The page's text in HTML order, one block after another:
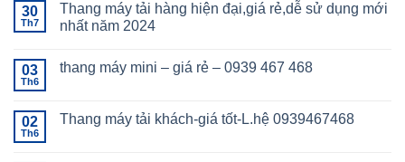
30
Th7
Thang máy tải hàng hiện đại,giá rẻ,dễ sử dụng mới
nhất năm 2024
03
Th6
thang máy mini – giá rẻ – 0939 467 468
02
Th6
Thang máy tải khách-giá tốt-L.hệ 0939467468